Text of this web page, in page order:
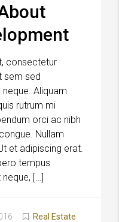
consectetur
sem sed
Aliquam
rutrum mi
orci ac nibh
Nullam
et adipiscing erat.
tempus
[…]
Real Estate